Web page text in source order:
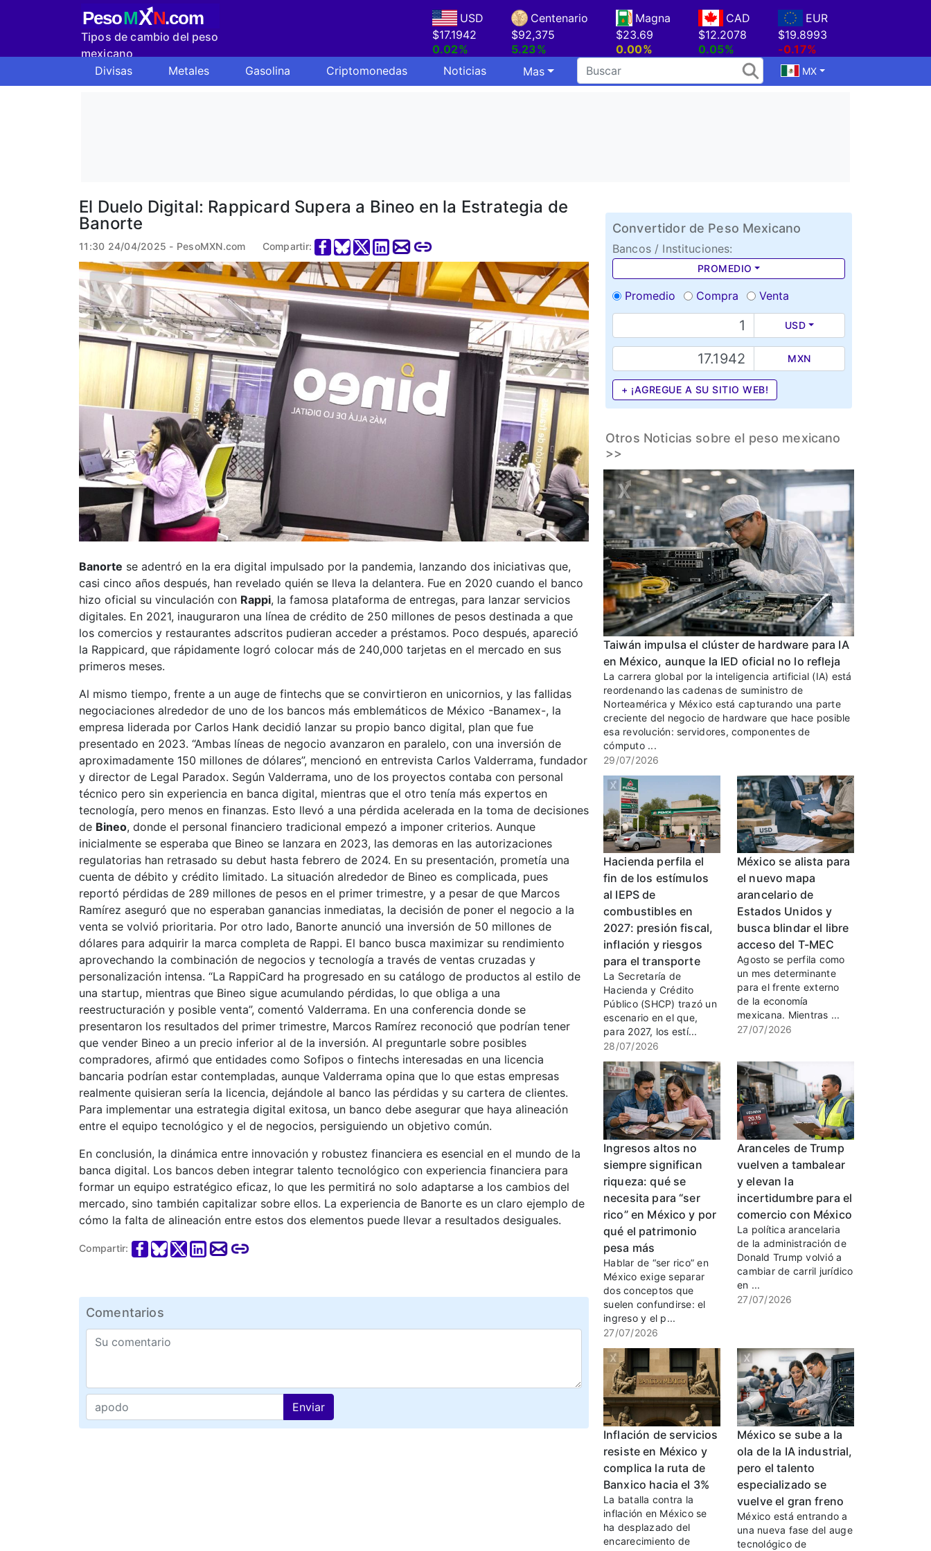
PesoMXN.com
Tipos de cambio del peso
mexicano
USD
$17.1942
0.02%
Centenario
$92,375
5.23%
Magna
$23.69
0.00%
CAD
$12.2078
0.05%
EUR
$19.8993
-0.17%
Divisas
Metales Gasolina Criptomonedas Noticias Mas MX
El Duelo Digital: Rappicard Supera a Bineo en la Estrategia de
Banorte
11:30 24/04/2025 - PesoMXN.com Compartir:
Banorte se adentró en la era digital impulsado por la pandemia, lanzando dos iniciativas que,
casi cinco años después, han revelado quién se lleva la delantera. Fue en 2020 cuando el banco
hizo oficial su vinculación con Rappi, la famosa plataforma de entregas, para lanzar servicios
digitales. En 2021, inauguraron una línea de crédito de 250 millones de pesos destinada a que
los comercios y restaurantes adscritos pudieran acceder a préstamos. Poco después, apareció
la Rappicard, que rápidamente logró colocar más de 240,000 tarjetas en el mercado en sus
primeros meses.
Al mismo tiempo, frente a un auge de fintechs que se convirtieron en unicornios, y las fallidas
negociaciones alrededor de uno de los bancos más emblemáticos de México -Banamex-, la
empresa liderada por Carlos Hank decidió lanzar su propio banco digital, plan que fue
presentado en 2023. “Ambas líneas de negocio avanzaron en paralelo, con una inversión de
aproximadamente 150 millones de dólares”, mencionó en entrevista Carlos Valderrama, fundador
y director de Legal Paradox. Según Valderrama, uno de los proyectos contaba con personal
técnico pero sin experiencia en banca digital, mientras que el otro tenía más expertos en
tecnología, pero menos en finanzas. Esto llevó a una pérdida acelerada en la toma de decisiones
de Bineo, donde el personal financiero tradicional empezó a imponer criterios. Aunque
inicialmente se esperaba que Bineo se lanzara en 2023, las demoras en las autorizaciones
regulatorias han retrasado su debut hasta febrero de 2024. En su presentación, prometía una
cuenta de débito y crédito limitado. La situación alrededor de Bineo es complicada, pues
reportó pérdidas de 289 millones de pesos en el primer trimestre, y a pesar de que Marcos
Ramírez aseguró que no esperaban ganancias inmediatas, la decisión de poner el negocio a la
venta se volvió prioritaria. Por otro lado, Banorte anunció una inversión de 50 millones de
dólares para adquirir la marca completa de Rappi. El banco busca maximizar su rendimiento
aprovechando la combinación de negocios y tecnología a través de ventas cruzadas y
personalización intensa. “La RappiCard ha progresado en su catálogo de productos al estilo de
una startup, mientras que Bineo sigue acumulando pérdidas, lo que obliga a una
reestructuración y posible venta”, comentó Valderrama. En una conferencia donde se
presentaron los resultados del primer trimestre, Marcos Ramírez reconoció que podrían tener
que vender Bineo a un precio inferior al de la inversión. Al preguntarle sobre posibles
compradores, afirmó que entidades como Sofipos o fintechs interesadas en una licencia
bancaria podrían estar contempladas, aunque Valderrama opina que lo que estas empresas
realmente quisieran sería la licencia, dejándole al banco las pérdidas y su cartera de clientes.
Para implementar una estrategia digital exitosa, un banco debe asegurar que haya alineación
entre el equipo tecnológico y el de negocios, persiguiendo un objetivo común.
En conclusión, la dinámica entre innovación y robustez financiera es esencial en el mundo de la
banca digital. Los bancos deben integrar talento tecnológico con experiencia financiera para
formar un equipo estratégico eficaz, lo que les permitirá no solo adaptarse a los cambios del
mercado, sino también capitalizar sobre ellos. La experiencia de Banorte es un claro ejemplo de
cómo la falta de alineación entre estos dos elementos puede llevar a resultados desiguales.
Compartir:
Comentarios
Enviar
Convertidor de Peso Mexicano
Bancos / Instituciones:
PROMEDIO
Promedio Compra Venta
USD
MXN
+ ¡AGREGUE A SU SITIO WEB!
Otros Noticias sobre el peso mexicano
>>
Taiwán impulsa el clúster de hardware para IA
en México, aunque la IED oficial no lo refleja
La carrera global por la inteligencia artificial (IA) está
reordenando las cadenas de suministro de
Norteamérica y México está capturando una parte
creciente del negocio de hardware que hace posible
esa revolución: servidores, componentes de
cómputo ...
29/07/2026
Hacienda perfila el
fin de los estímulos
al IEPS de
combustibles en
2027: presión fiscal,
inflación y riesgos
para el transporte
La Secretaría de
Hacienda y Crédito
Público (SHCP) trazó un
escenario en el que,
para 2027, los estí...
28/07/2026
México se alista para
el nuevo mapa
arancelario de
Estados Unidos y
busca blindar el libre
acceso del T-MEC
Agosto se perfila como
un mes determinante
para el frente externo
de la economía
mexicana. Mientras ...
27/07/2026
Ingresos altos no
siempre significan
riqueza: qué se
necesita para “ser
rico” en México y por
qué el patrimonio
pesa más
Hablar de “ser rico” en
México exige separar
dos conceptos que
suelen confundirse: el
ingreso y el p...
27/07/2026
Aranceles de Trump
vuelven a tambalear
y elevan la
incertidumbre para el
comercio con México
La política arancelaria
de la administración de
Donald Trump volvió a
cambiar de carril jurídico
en ...
27/07/2026
Inflación de servicios
resiste en México y
complica la ruta de
Banxico hacia el 3%
La batalla contra la
inflación en México se
ha desplazado del
encarecimiento de
México se sube a la
ola de la IA industrial,
pero el talento
especializado se
vuelve el gran freno
México está entrando a
una nueva fase del auge
tecnológico de